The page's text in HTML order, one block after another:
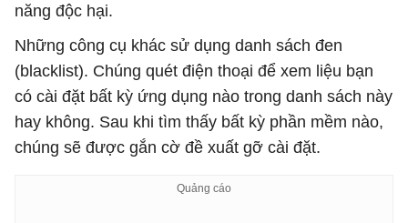
năng độc hại.
Những công cụ khác sử dụng danh sách đen
(blacklist). Chúng quét điện thoại để xem liệu bạn
có cài đặt bất kỳ ứng dụng nào trong danh sách này
hay không. Sau khi tìm thấy bất kỳ phần mềm nào,
chúng sẽ được gắn cờ đề xuất gỡ cài đặt.